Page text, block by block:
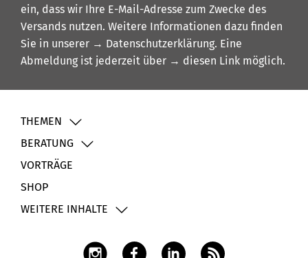
ein, dass wir Ihre E-Mail-Adresse zum Zwecke des
Versands nutzen. Weitere Informationen dazu finden
Sie in unserer → Datenschutzerklärung. Eine
Abmeldung ist jederzeit über → diesen Link möglich.
THEMEN
BERATUNG
VORTRÄGE
SHOP
WEITERE INHALTE